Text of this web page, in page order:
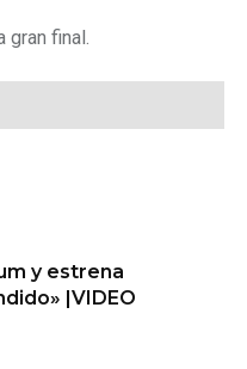
gran final.
y estrena
|VIDEO